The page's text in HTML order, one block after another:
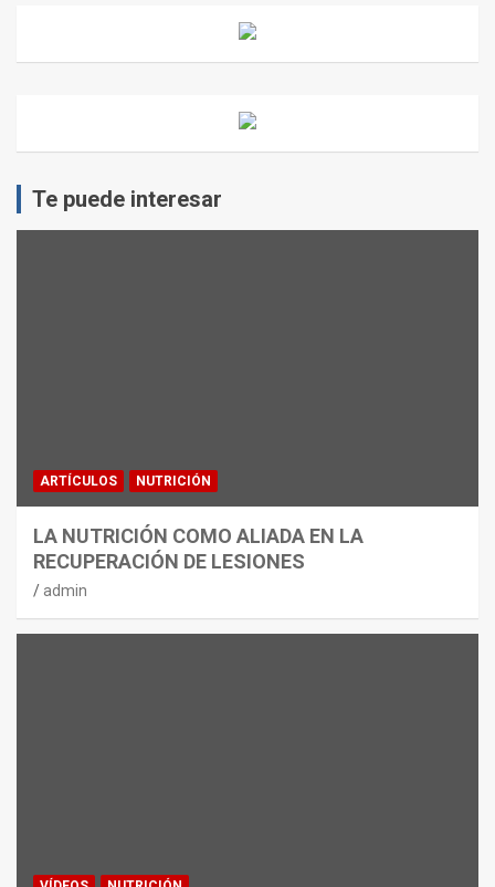
Te puede interesar
ARTÍCULOS NUTRICIÓN
LA NUTRICIÓN COMO ALIADA EN LA
RECUPERACIÓN DE LESIONES
admin